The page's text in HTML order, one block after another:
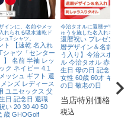
インに、名前やメッ
れられる吸水速乾ド
ュTシャツ。
ト 【速乾 名入れ
シャツ「センター
】 名前 半袖 レッ
ク ネイビー 4.1
ッシュ ギフト 還
ンズ レディース
ユニセックス 父
日 記念日 退職
い 20 30 40 50
歳 GHOGolf
今治タオルに還暦デザイン刺
ゅうを施した名入れギフト！
還暦祝い プレゼント【還
暦デザイン＆名前の刺し
う入り】今治スポーツタ
ル 今治タオル 赤タオル
生日 母の日 記念日 男性
女性 60歳 60才 ギフト 父
の日 敬老の日
当店特別価格
税込